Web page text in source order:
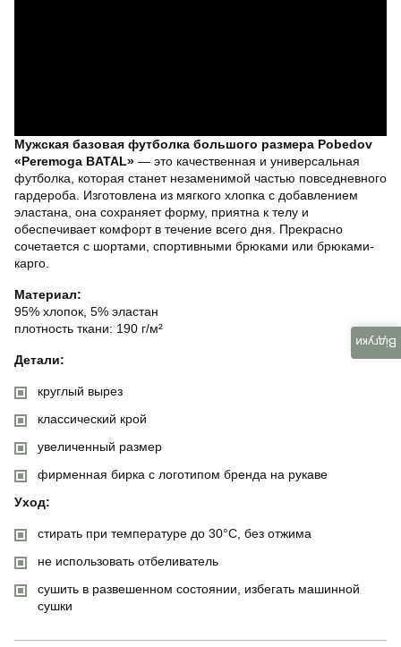
Мужская базовая футболка большого размера Pobedov
«Peremoga BATAL» — это качественная и универсальная
футболка, которая станет незаменимой частью повседневного
гардероба. Изготовлена из мягкого хлопка с добавлением
эластана, она сохраняет форму, приятна к телу и
обеспечивает комфорт в течение всего дня. Прекрасно
сочетается с шортами, спортивными брюками или брюками-
карго.
Материал:
95% хлопок, 5% эластан
плотность ткани: 190 г/м²
Детали:
круглый вырез
классический крой
увеличенный размер
фирменная бирка с логотипом бренда на рукаве
Уход:
стирать при температуре до 30°C, без отжима
не использовать отбеливатель
сушить в развешенном состоянии, избегать машинной
сушки
Відгуки